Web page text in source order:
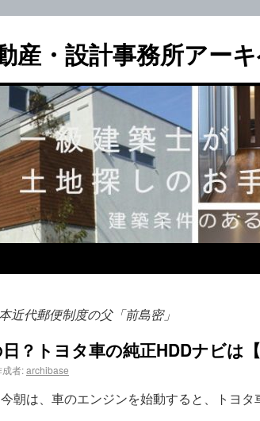
産・設計事務所アー
近代郵便制度の父「前島密」
？トヨタ車の純正HDDナビは
成者:archibase
朝は、車のエンジンを始動すると、トヨ